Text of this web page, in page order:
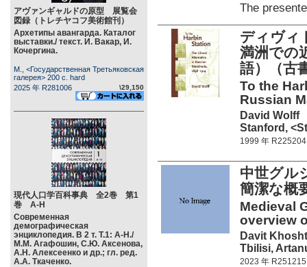
アヴァンギャルドの原型 展覧会
図録（トレチヤコフ美術館刊）
Архетипы авангарда. Каталог
выставки./ текст. И. Вакар, И.
Кочергина.
М., <Государственная Третьяковская
галерея> 200 c. hard
2025 年 R281006
\29,150
現代人口学百科事典 全2巻 第1
巻 А-Н
Современная
демографическая
энциклопедия. В 2 т. Т.1: А-Н./
М.М. Агафошин, С.Ю. Аксенова,
А.Н. Алексеенко и др.; гл. ред.
А.А. Ткаченко.
The
ディヴ
満洲での
語）（古
To the
Russian
David Wolff
Stanford,
1999 年 R225204
中世グル
簡潔な
Medieval
overview
Davit
Tbilisi,
2023 年 R251215